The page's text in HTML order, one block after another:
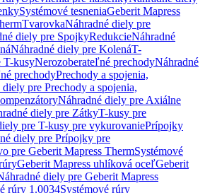
Systémové tesneniaGeberit Mapress
TvarovkaNáhradné diely pre
diely pre SpojkyRedukcieNáhradné
Náhradné diely pre KolenáT-
T-kusyNerozoberateľné prechodyNáhradné
prechodyPrechody a spojenia,
pre Prechody a spojenia,
Náhradné diely pre Axiálne
diely pre ZátkyT-kusy pre
pre T-kusy pre vykurovaniePrípojky
diely pre Prípojky pre
pre Geberit Mapress ThermSystémové
Geberit Mapress uhlíková oceľGeberit
diely pre Geberit Mapress
rúry 1.0034Systémové rúry